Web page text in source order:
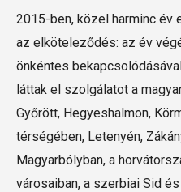
2015-ben, közel harminc
az elköteleződés: az év
önkéntes
láttak el szolgálatot a
Győrött, Hegyeshalmon,
térségében, Letenyén,
Magyarbólyban, a
városaiban, a szerbiai Sid